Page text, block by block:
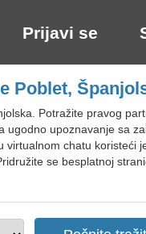
Prijavi se
Poblet,
Potražite pravog
upoznavanje sa
chatu koristeći
se besplatnoj